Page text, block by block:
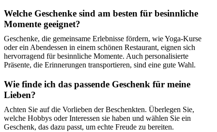
Welche Geschenke sind am besten für besinnliche
Momente geeignet?
Geschenke, die gemeinsame Erlebnisse fördern, wie Yoga-Kurse
oder ein Abendessen in einem schönen Restaurant, eignen sich
hervorragend für besinnliche Momente. Auch personalisierte
Präsente, die Erinnerungen transportieren, sind eine gute Wahl.
Wie finde ich das passende Geschenk für meine
Lieben?
Achten Sie auf die Vorlieben der Beschenkten. Überlegen Sie,
welche Hobbys oder Interessen sie haben und wählen Sie ein
Geschenk, das dazu passt, um echte Freude zu bereiten.